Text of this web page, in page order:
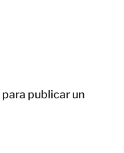
para publicar un